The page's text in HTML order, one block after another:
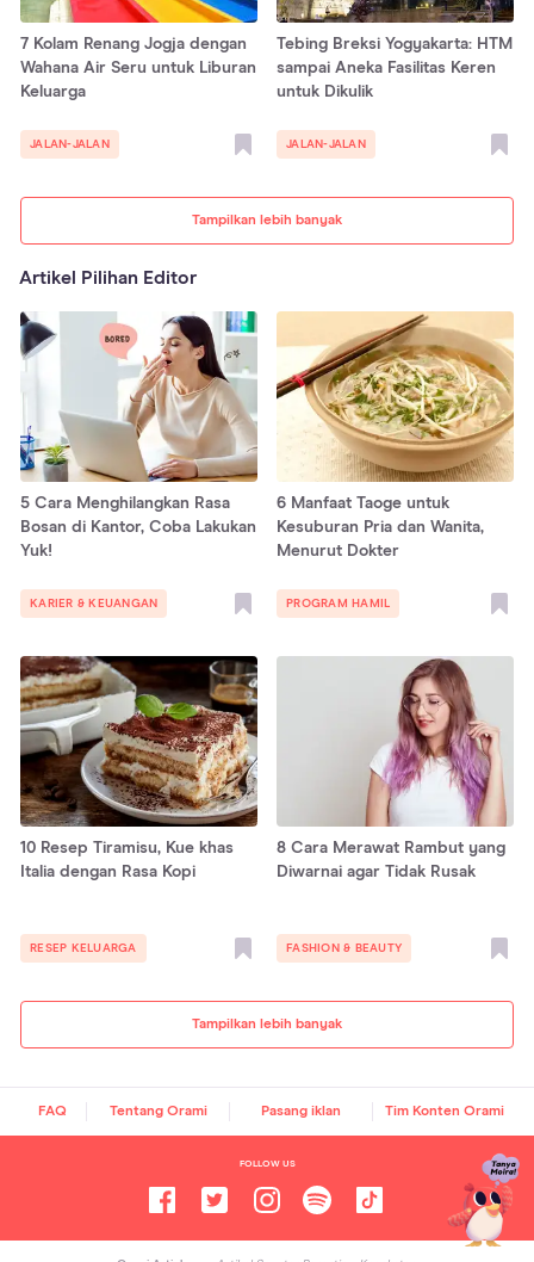
Tampilkan lebih banyak
7 Kolam Renang Jogja dengan
Wahana Air Seru untuk Liburan
Keluarga
JALAN-JALAN
Tebing Breksi Yogyakarta: HTM
sampai Aneka Fasilitas Keren
untuk Dikulik
JALAN-JALAN
Artikel Pilihan Editor
Tampilkan lebih banyak
5 Cara Menghilangkan Rasa
Bosan di Kantor, Coba Lakukan
Yuk!
KARIER & KEUANGAN
6 Manfaat Taoge untuk
Kesuburan Pria dan Wanita,
Menurut Dokter
PROGRAM HAMIL
10 Resep Tiramisu, Kue khas
Italia dengan Rasa Kopi
RESEP KELUARGA
8 Cara Merawat Rambut yang
Diwarnai agar Tidak Rusak
FASHION & BEAUTY
FAQ Tentang Orami Pasang iklan Tim Konten Orami
FOLLOW US